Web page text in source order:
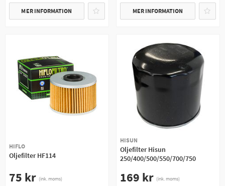
MER INFORMATION MER INFORMATION
HIFLO
Oljefilter HF114
75 kr (ink. moms)
HISUN
Oljefilter Hisun
250/400/500/550/700/750
169 kr (ink. moms)